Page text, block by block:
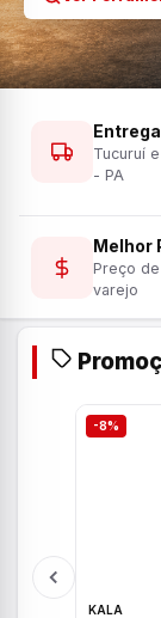
Tucuruí
- PA
Melhor
Preço
varejo
-8%
KALA